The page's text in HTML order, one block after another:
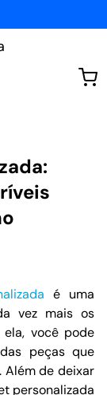
é uma
vez mais os
você pode
peças que
Além de deixar
personalizada